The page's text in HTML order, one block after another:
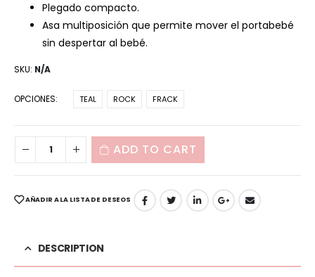
Plegado compacto.
Asa multiposición que permite mover el portabebé
sin despertar al bebé.
SKU: N/A
OPCIONES TEAL ROCK FRACK
ADD TO CART
AÑADIR A LA LISTA DE DESEOS
DESCRIPTION